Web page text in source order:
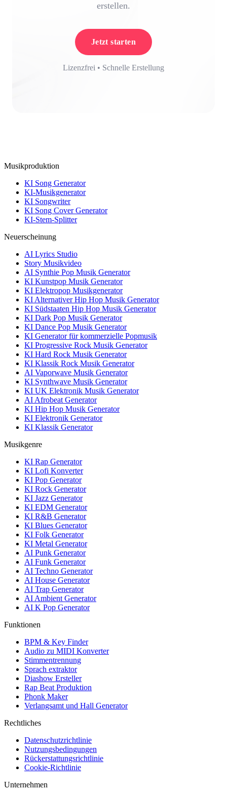
erstellen.
Jetzt starten
Lizenzfrei • Schnelle Erstellung
Musikproduktion
KI Song Generator
KI-Musikgenerator
KI Songwriter
KI Song Cover Generator
KI-Stem-Splitter
Neuerscheinung
AI Lyrics Studio
Story Musikvideo
AI Synthie Pop Musik Generator
KI Kunstpop Musik Generator
KI Elektropop Musikgenerator
KI Alternativer Hip Hop Musik Generator
KI Südstaaten Hip Hop Musik Generator
KI Dark Pop Musik Generator
KI Dance Pop Musik Generator
KI Generator für kommerzielle Popmusik
KI Progressive Rock Musik Generator
KI Hard Rock Musik Generator
KI Klassik Rock Musik Generator
AI Vaporwave Musik Generator
KI Synthwave Musik Generator
KI UK Elektronik Musik Generator
AI Afrobeat Generator
KI Hip Hop Musik Generator
KI Elektronik Generator
KI Klassik Generator
Musikgenre
KI Rap Generator
KI Lofi Konverter
KI Pop Generator
KI Rock Generator
KI Jazz Generator
KI EDM Generator
KI R&B Generator
KI Blues Generator
KI Folk Generator
KI Metal Generator
AI Punk Generator
AI Funk Generator
AI Techno Generator
AI House Generator
AI Trap Generator
AI Ambient Generator
AI K Pop Generator
Funktionen
BPM & Key Finder
Audio zu MIDI Konverter
Stimmentrennung
Sprach extraktor
Diashow Ersteller
Rap Beat Produktion
Phonk Maker
Verlangsamt und Hall Generator
Rechtliches
Datenschutzrichtlinie
Nutzungsbedingungen
Rückerstattungsrichtlinie
Cookie-Richtlinie
Unternehmen